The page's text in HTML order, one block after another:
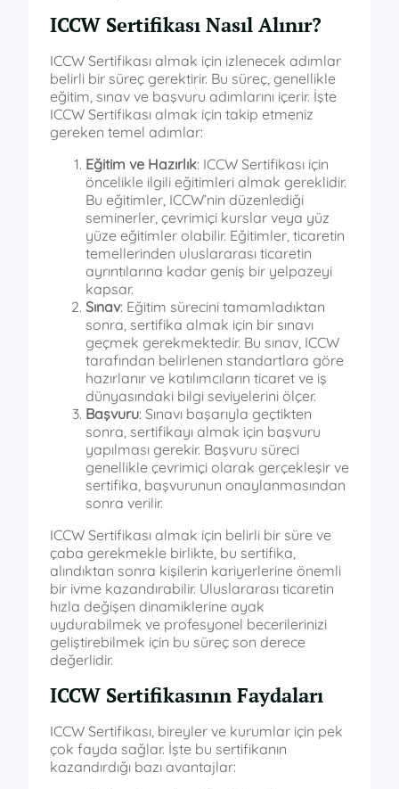
ICCW Sertifikası Nasıl Alınır?
ICCW Sertifikası almak için izlenecek adımlar
belirli bir süreç gerektirir. Bu süreç, genellikle
eğitim, sınav ve başvuru adımlarını içerir. İşte
ICCW Sertifikası almak için takip etmeniz
gereken temel adımlar:
Eğitim ve Hazırlık: ICCW Sertifikası için
öncelikle ilgili eğitimleri almak gereklidir.
Bu eğitimler, ICCW’nin düzenlediği
seminerler, çevrimiçi kurslar veya yüz
yüze eğitimler olabilir. Eğitimler, ticaretin
temellerinden uluslararası ticaretin
ayrıntılarına kadar geniş bir yelpazeyi
kapsar.
Sınav: Eğitim sürecini tamamladıktan
sonra, sertifika almak için bir sınavı
geçmek gerekmektedir. Bu sınav, ICCW
tarafından belirlenen standartlara göre
hazırlanır ve katılımcıların ticaret ve iş
dünyasındaki bilgi seviyelerini ölçer.
Başvuru: Sınavı başarıyla geçtikten
sonra, sertifikayı almak için başvuru
yapılması gerekir. Başvuru süreci
genellikle çevrimiçi olarak gerçekleşir ve
sertifika, başvurunun onaylanmasından
sonra verilir.
ICCW Sertifikası almak için belirli bir süre ve
çaba gerekmekle birlikte, bu sertifika,
alındıktan sonra kişilerin kariyerlerine önemli
bir ivme kazandırabilir. Uluslararası ticaretin
hızla değişen dinamiklerine ayak
uydurabilmek ve profesyonel becerilerinizi
geliştirebilmek için bu süreç son derece
değerlidir.
ICCW Sertifikasının Faydaları
ICCW Sertifikası, bireyler ve kurumlar için pek
çok fayda sağlar. İşte bu sertifikanın
kazandırdığı bazı avantajlar: